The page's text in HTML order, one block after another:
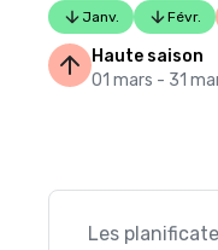
Janv. Févr.
Haute saison
01 mars - 31
Les